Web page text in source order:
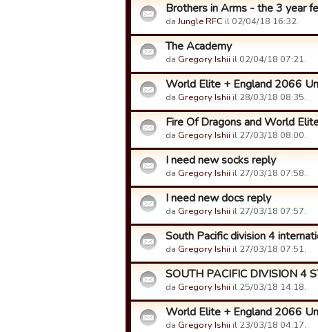
Brothers in Arms - the 3 year
daJungle RFC il 02/04/18 16:32.
The Academy
da Gregory Ishii il 02/04/18 07:21.
World Elite + England 2066
da Gregory Ishii il 28/03/18 08:35.
Fire Of Dragons and World
da Gregory Ishii il 27/03/18 08:00.
I need new socks reply
da Gregory Ishii il 27/03/18 07:58.
I need new docs reply
da Gregory Ishii il 27/03/18 07:57.
South Pacific division 4
da Gregory Ishii il 27/03/18 07:51.
SOUTH PACIFIC DIVISION 4
da Gregory Ishii il 25/03/18 14:18.
World Elite + England 2066
da Gregory Ishii il 23/03/18 04:17.